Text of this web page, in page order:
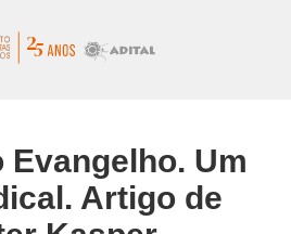
Evangelho. Um
Artigo de